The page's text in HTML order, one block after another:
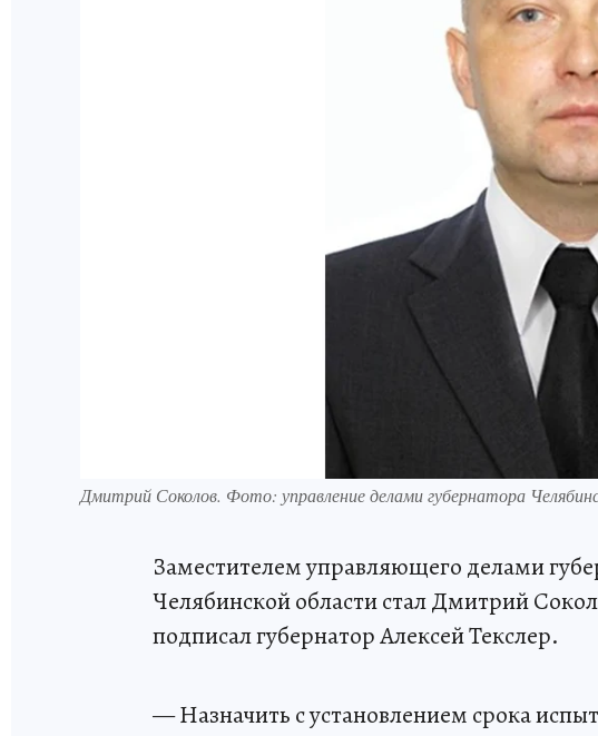
Дмитрий Соколов. Фото: управление делами губернатора
Заместителем управляющего делами
Челябинской области стал Дмитрий
подписал губернатор Алексей Текслер.
— Назначить с установлением срока